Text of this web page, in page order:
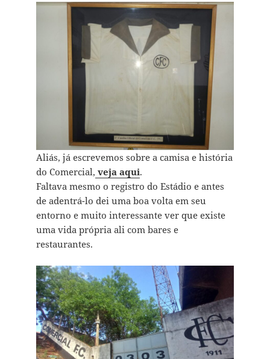
Aliás, já escrevemos sobre a camisa e história
do Comercial, veja aqui.
Faltava mesmo o registro do Estádio e antes
de adentrá-lo dei uma boa volta em seu
entorno e muito interessante ver que existe
uma vida própria ali com bares e
restaurantes.